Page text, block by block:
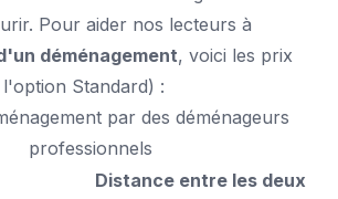
Pour aider nos lecteurs à
déménagement, voici les prix
Standard) :
par des déménageurs
professionnels
Distance entre les deux